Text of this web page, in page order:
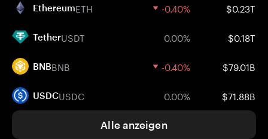
EthereumETH -0.40% $0.23T
TetherUSDT 0.00% $0.18T
BNBBNB -0.40% $79.01B
USDCUSDC 0.00% $71.88B
Alle anzeigen